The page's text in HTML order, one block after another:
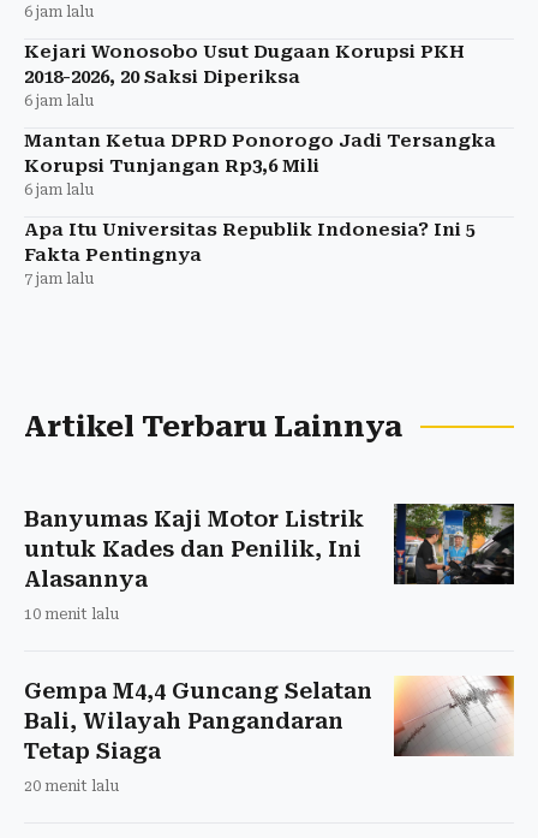
6 jam lalu
Kejari Wonosobo Usut Dugaan Korupsi PKH
2018-2026, 20 Saksi Diperiksa
6 jam lalu
Mantan Ketua DPRD Ponorogo Jadi Tersangka
Korupsi Tunjangan Rp3,6 Mili
6 jam lalu
Apa Itu Universitas Republik Indonesia? Ini 5
Fakta Pentingnya
7 jam lalu
Artikel Terbaru Lainnya
Banyumas Kaji Motor Listrik
untuk Kades dan Penilik, Ini
Alasannya
10 menit lalu
Gempa M4,4 Guncang Selatan
Bali, Wilayah Pangandaran
Tetap Siaga
20 menit lalu